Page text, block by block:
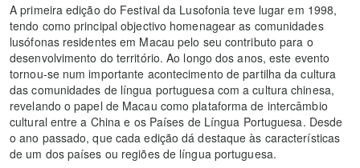
A primeira edição do Festival da Lusofonia teve lugar em 1998,
tendo como principal objectivo homenagear as comunidades
lusófonas residentes em Macau pelo seu contributo para o
desenvolvimento do território. Ao longo dos anos, este evento
tornou-se num importante acontecimento de partilha da cultura
das comunidades de língua portuguesa com a cultura chinesa,
revelando o papel de Macau como plataforma de intercâmbio
cultural entre a China e os Países de Língua Portuguesa. Desde
o ano passado, que cada edição dá destaque às características
de um dos países ou regiões de língua portuguesa.